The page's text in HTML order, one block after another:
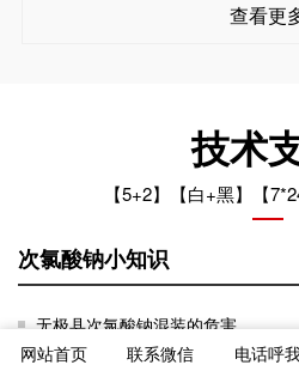
查看更
技术
【5+2】【白+黑】【
次氯酸钠小知识
无极县次氯酸钠混装的危害
网站首页 联系微信 电话呼